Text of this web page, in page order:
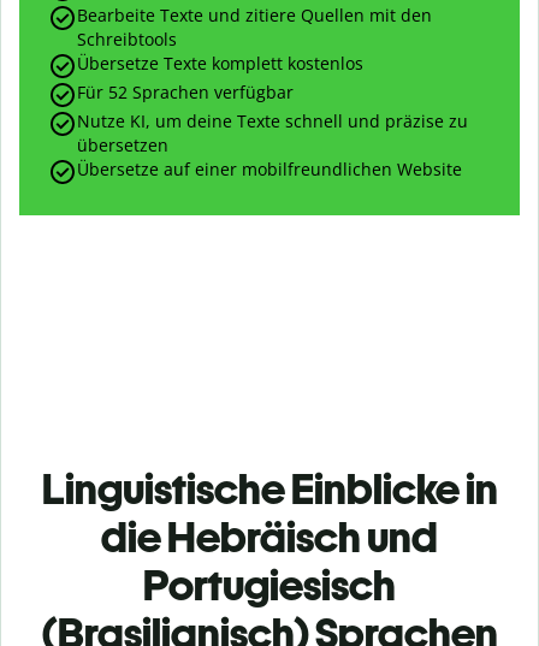
Bearbeite Texte und zitiere Quellen mit den
Schreibtools
Übersetze Texte komplett kostenlos
Für 52 Sprachen verfügbar
Nutze KI, um deine Texte schnell und präzise zu
übersetzen
Übersetze auf einer mobilfreundlichen Website
Linguistische Einblicke in
die Hebräisch und
Portugiesisch
(Brasilianisch) Sprachen